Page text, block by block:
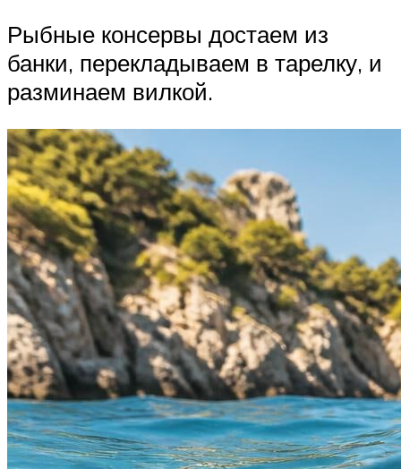
Рыбные консервы достаем из
банки, перекладываем в тарелку, и
разминаем вилкой.